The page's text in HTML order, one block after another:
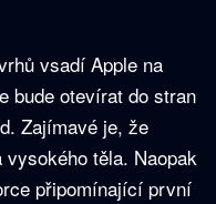
vsadí Apple na
bude otevírat do stran
Zajímavé je, že
vysokého těla. Naopak
připomínající první